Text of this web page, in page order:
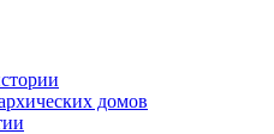
домов